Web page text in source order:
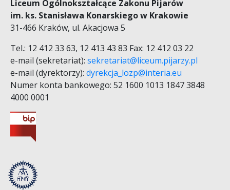
Liceum Ogólnokształcące Zakonu Pijarów
im. ks. Stanisława Konarskiego w Krakowie
31-466 Kraków, ul. Akacjowa 5
Tel.: 12 412 33 63, 12 413 43 83 Fax: 12 412 03 22
e-mail (sekretariat): sekretariat@liceum.pijarzy.pl
e-mail (dyrektorzy): dyrekcja_lozp@interia.eu
Numer konta bankowego: 52 1600 1013 1847 3848
4000 0001